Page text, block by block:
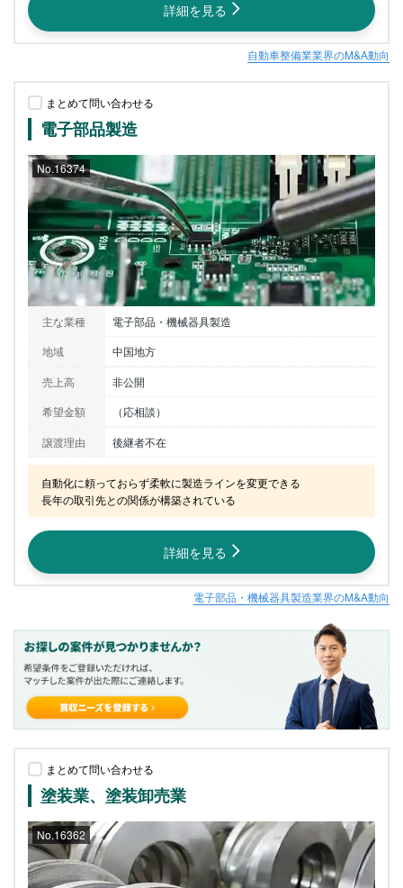
詳細を見る
自動車整備業業界のM&A動向
まとめて問い合わせる
電子部品製造
No.16374
主な業種
電子部品・機械器具製造
地域
中国地方
売上高
非公開
希望金額
（応相談）
譲渡理由
後継者不在
自動化に頼っておらず柔軟に製造ラインを変更できる
長年の取引先との関係が構築されている
詳細を見る
電子部品・機械器具製造業界のM&A動向
まとめて問い合わせる
塗装業、塗装卸売業
No.16362